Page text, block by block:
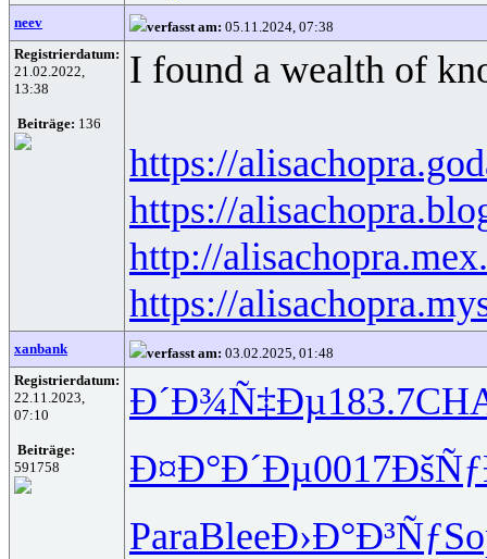
neev verfasst am: 05.11.2024, 07:38
Registrierdatum:
21.02.2022,
13:38
Beiträge: 136
I found a wealth of
https://
https://
http://
https://
xanbank verfasst am: 03.02.2025, 01:48
Registrierdatum:
22.11.2023,
07:10
Beiträge:
591758
Ð´Ð¾Ñ‡Ðµ183.7
Ð¤Ð°Ð´Ðµ0017
ParaBleeÐ›Ð°Ð³Ñƒ